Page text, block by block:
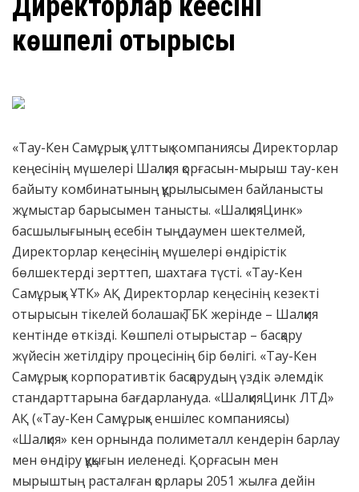
көшпелі отырысы
«Тау-Кен Самұрық» ұлттық компаниясы Директорлар
кеңесінің мүшелері Шалқия қорғасын-мырыш тау-кен
байыту комбинатының құрылысымен байланысты
жұмыстар барысымен танысты. «ШалқияЦинк»
басшылығының есебін тыңдаумен шектелмей,
Директорлар кеңесінің мүшелері өндірістік
бөлшектерді зерттеп, шахтаға түсті. «Тау-Кен
Самұрық» ҰТК» АҚ Директорлар кеңесінің кезекті
отырысын тікелей болашақ ТБК жерінде – Шалқия
кентінде өткізді. Көшпелі отырыстар – басқару
жүйесін жетілдіру процесінің бір бөлігі. «Тау-Кен
Самұрық» корпоративтік басқарудың үздік әлемдік
стандарттарына бағдарлануда. «ШалқияЦинк ЛТД»
АҚ («Тау-Кен Самұрық» еншілес компаниясы)
«Шалқия» кен орнында полиметалл кендерін барлау
мен өндіру құқығын иеленеді. Қорғасын мен
мырыштың расталған қорлары 2051 жылға дейін